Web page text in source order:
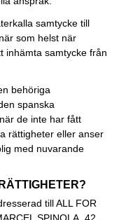
samtycke till
som helst när
inhämta samtycke från
behöriga
spanska
de inte har fått
rättigheter eller anser
med nuvarande
till ALL FOR